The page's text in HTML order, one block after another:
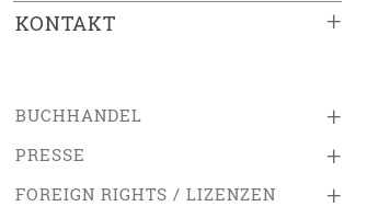
+
KONTAKT
+
BUCHHANDEL
+
PRESSE
+
FOREIGN RIGHTS / LIZENZEN